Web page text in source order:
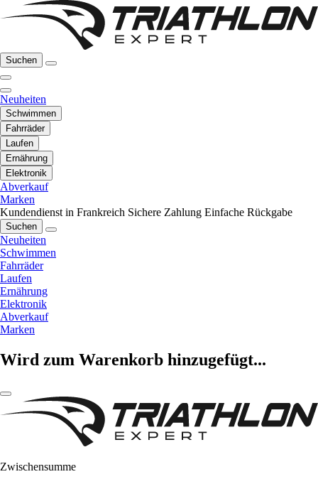
Suchen
Neuheiten
Schwimmen
Fahrräder
Laufen
Ernährung
Elektronik
Abverkauf
Marken
Kundendienst in Frankreich Sichere Zahlung Einfache Rückgabe
Suchen
Neuheiten
Schwimmen
Fahrräder
Laufen
Ernährung
Elektronik
Abverkauf
Marken
Wird zum Warenkorb hinzugefügt...
Zwischensumme